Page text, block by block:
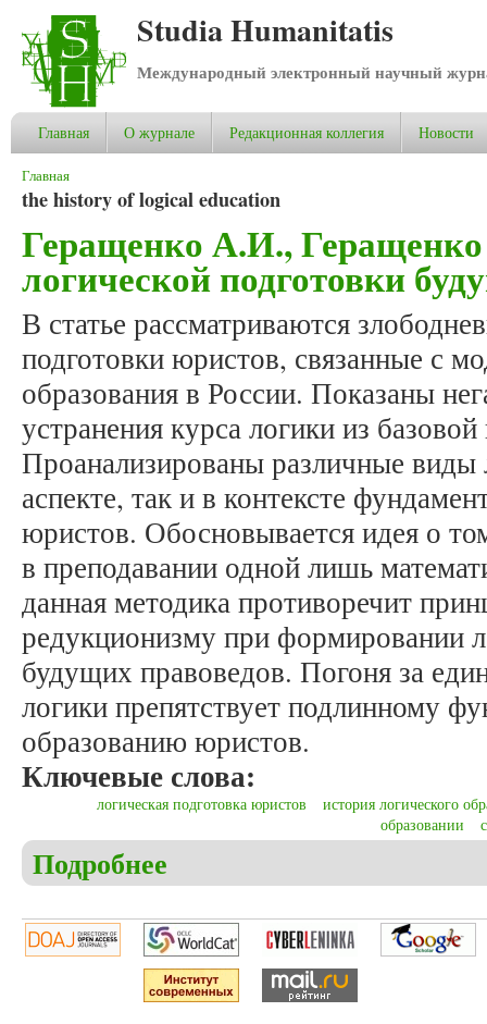
Studia Humanitatis
Международный электронный научный
Главная О журнале Редакционная коллегия Новости
Вы здесь
Главная
the history of logical education
Геращенко А.И.,
логической подготовки
В статье рассматриваются
подготовки юристов, связанные с
образования в России. Показаны
устранения курса логики из
Проанализированы различные виды
аспекте, так и в контексте
юристов. Обосновывается идея о
в преподавании одной лишь
данная методика противоречит
редукционизму при формировании
будущих правоведов. Погоня за
логики препятствует подлинному
образованию юристов.
Ключевые слова:
логическая подготовка юристов
история логического
образовании
Подробнее